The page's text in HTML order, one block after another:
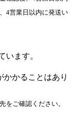
4営業日以内に発送い
います。
かることはあり
をご確認ください。